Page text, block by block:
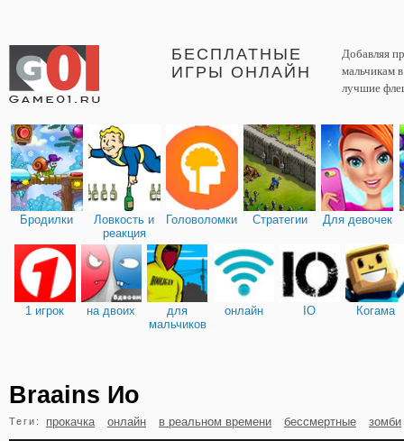
БЕСПЛАТНЫЕ
ИГРЫ ОНЛАЙН
Добавляя
мальчикам
лучшие
Бродилки
Ловкость и
реакция
Головоломки Стратегии Для девочек
1 игрок на двоих
для
мальчиков
онлайн IO Когама
бильярд карты
Braains Ио
Теги: прокачка онлайн в реальном времени бессмертные зомби